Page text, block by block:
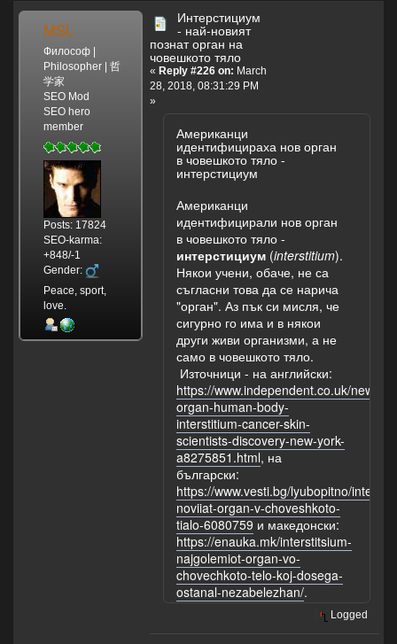
MSL
Философ |
Philosopher | 哲
学家
SEO Mod
SEO hero
member
Posts: 17824
SEO-karma:
+848/-1
Gender:
Peace, sport,
love.
Интерстициум
- най-новият
познат орган на
човешкото тяло
« Reply #226 on: March
28, 2018, 08:31:29 PM
»
Американци
идентифицираха нов орган
в човешкото тяло -
интерстициум
Американци
идентифицирали нов орган
в човешкото тяло -
интерстициум (interstitium).
Някои учени, обаче, не са
съгласни това да се нарича
"орган". Аз пък си мисля, че
сигурно го има и в някои
други живи организми, а не
само в човешкото тяло.
Източници - на английски:
https://www.independent.co.uk/news/
organ-human-body-
interstitium-cancer-skin-
scientists-discovery-new-york-
a8275851.html, на
български:
https://www.vesti.bg/lyubopitno/
noviiat-organ-v-choveshkoto-
tialo-6080759 и македонски:
https://enauka.mk/interstitsium-
najgolemiot-organ-vo-
chovechkoto-telo-koj-dosega-
ostanal-nezabelezhan/.
Logged